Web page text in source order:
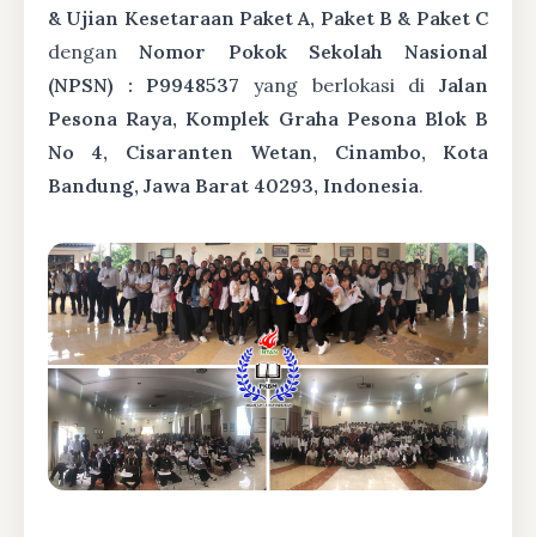
& Ujian Kesetaraan Paket A, Paket B & Paket C
denganNomor Pokok Sekolah Nasional
(NPSN) : P9948537 yang berlokasi diJalan
Pesona Raya, Komplek Graha Pesona Blok B
No 4, Cisaranten Wetan, Cinambo, Kota
Bandung, Jawa Barat 40293, Indonesia.